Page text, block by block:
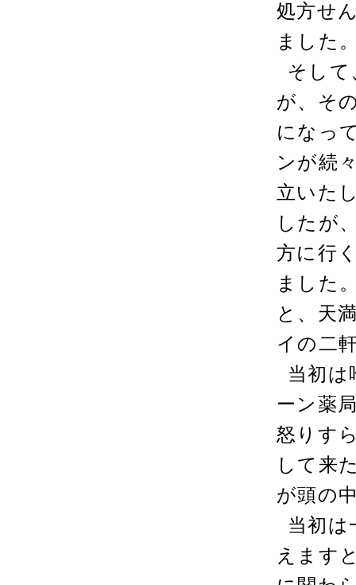
処方せ
ました
そして
が、そ
になっ
ンが続
立いた
したが
方に行
ました
と、天
イの二
当初は
ーン薬
怒りす
して来
が頭の
当初は
えます